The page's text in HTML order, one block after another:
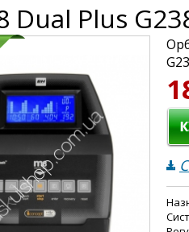
Dual Plus